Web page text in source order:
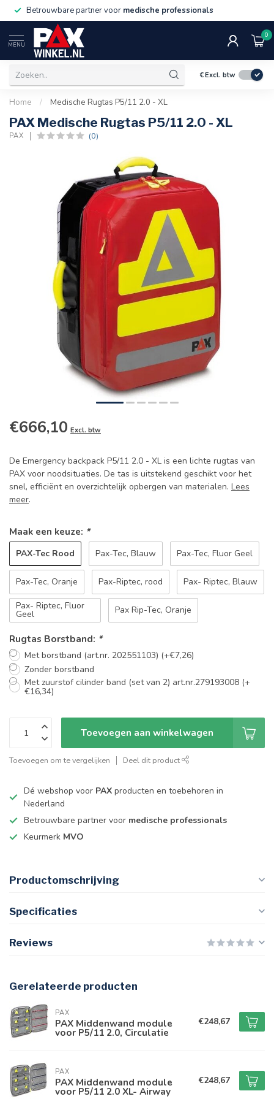
Betrouwbare partner voor medische professionals
MENU
0
€Excl. btw
Home / Medische Rugtas P5/11 2.0 - XL
PAX Medische Rugtas P5/11 2.0 - XL
PAX (0)
€666,10 Excl. btw
De Emergency backpack P5/11 2.0 - XL is een lichte rugtas van
PAX voor noodsituaties. De tas is uitstekend geschikt voor het
snel, efficiënt en overzichtelijk opbergen van materialen. Lees
meer.
Maak een keuze: *
PAX-Tec Rood Pax-Tec, Blauw Pax-Tec, Fluor Geel
Pax-Tec, Oranje Pax-Riptec, rood Pax- Riptec, Blauw
Pax- Riptec, Fluor
Geel Pax Rip-Tec, Oranje
Rugtas Borstband: *
Met borstband (art.nr. 202551103) (+€7,26)
Zonder borstband
Met zuurstof cilinder band (set van 2) art.nr.279193008 (+
€16,34)
Toevoegen aan winkelwagen
Toevoegen om te vergelijken Deel dit product
Dé webshop voor PAX producten en toebehoren in
Nederland
Betrouwbare partner voor medische professionals
Keurmerk MVO
Productomschrijving
Specificaties
Reviews
Gerelateerde producten
PAX
PAX Middenwand module
voor P5/11 2.0, Circulatie
€248,67
PAX
PAX Middenwand module
voor P5/11 2.0 XL- Airway
€248,67